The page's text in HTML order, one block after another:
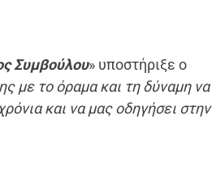
Συμβούλου» υποστήριξε ο
με το όραμα και τη δύναμη να
και να μας οδηγήσει στην